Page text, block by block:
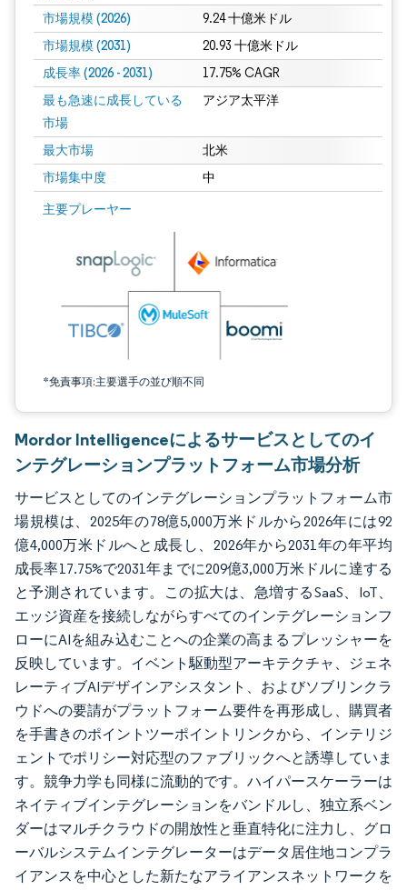
市場規模 (2026) 9.24 十億米ドル
市場規模 (2031) 20.93 十億米ドル
成長率 (2026 - 2031) 17.75% CAGR
最も急速に成長している
市場
アジア太平洋
最大市場 北米
市場集中度 中
主要プレーヤー
*免責事項:主要選手の並び順不同
画像 © Mordor Intelligence。再利用にはCC BY 4.0の表示が必要です。
Mordor Intelligenceによるサービスとしてのイ
ンテグレーションプラットフォーム市場分析
サービスとしてのインテグレーションプラットフォーム市
場規模は、2025年の78億5,000万米ドルから2026年には92
億4,000万米ドルへと成長し、2026年から2031年の年平均
成長率17.75%で2031年までに209億3,000万米ドルに達する
と予測されています。この拡大は、急増するSaaS、IoT、
エッジ資産を接続しながらすべてのインテグレーションフ
ローにAIを組み込むことへの企業の高まるプレッシャーを
反映しています。イベント駆動型アーキテクチャ、ジェネ
レーティブAIデザインアシスタント、およびソブリンクラ
ウドへの要請がプラットフォーム要件を再形成し、購買者
を手書きのポイントツーポイントリンクから、インテリジ
ェントでポリシー対応型のファブリックへと誘導していま
す。競争力学も同様に流動的です。ハイパースケーラーは
ネイティブインテグレーションをバンドルし、独立系ベン
ダーはマルチクラウドの開放性と垂直特化に注力し、グロ
ーバルシステムインテグレーターはデータ居住地コンプラ
イアンスを中心とした新たなアライアンスネットワークを